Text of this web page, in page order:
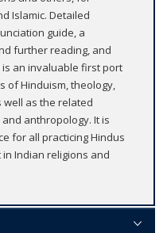
Islamic. Detailed
guide, a
further reading, and
an invaluable first port
of Hinduism, theology,
well as the related
anthropology. It is
for all practicing Hindus
Indian religions and